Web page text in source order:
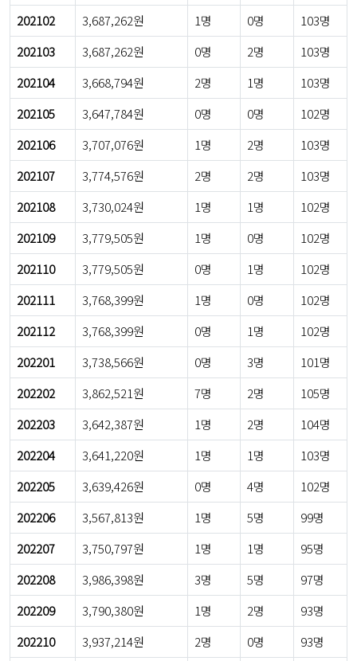
202102
3,687,262원 1명 0명
103명
202103
3,687,262원 0명 2명
103명
202104
3,668,794원 2명 1명
103명
202105
3,647,784원 0명 0명
102명
202106
3,707,076원 1명 2명
103명
202107
3,774,576원 2명 2명
103명
202108
3,730,024원 1명 1명
102명
202109
3,779,505원 1명 0명
102명
202110
3,779,505원 0명 1명
102명
202111
3,768,399원 1명 0명
102명
202112
3,768,399원 0명 1명
102명
202201
3,738,566원 0명 3명
101명
202202
3,862,521원 7명 2명
105명
202203
3,642,387원 1명 2명
104명
202204
3,641,220원 1명 1명
103명
202205
3,639,426원 0명 4명
102명
202206
3,567,813원 1명 5명
99명
202207
3,750,797원 1명 1명
95명
202208
3,986,398원 3명 5명
97명
202209
3,790,380원 1명 2명
93명
202210
3,937,214원 2명 0명 93명